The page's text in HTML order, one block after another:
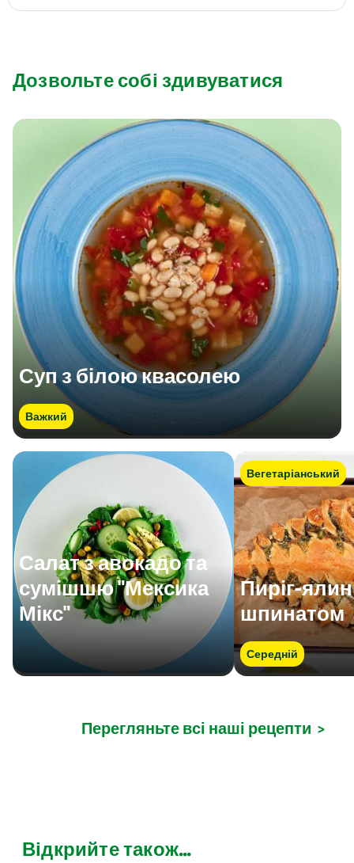
Дозвольте собі здивуватися
Суп з білою квасолею
Важкий
Салат з авокадо та
сумішшю "Мексика
Мікс"
Вегетаріанський
Пиріг-
шпинатом
Середній
Перегляньте всі наші рецепти >
Відкрийте також...